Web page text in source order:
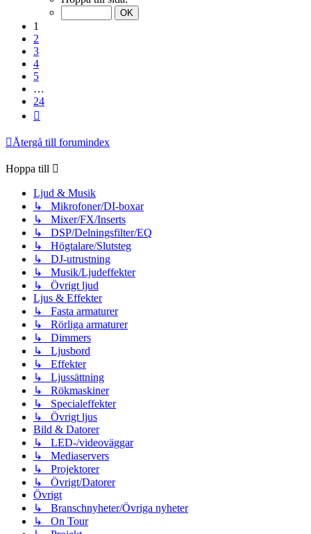
1
2
3
4
5
…
24
Återgå till forumindex
Hoppa till
Ljud & Musik
↳ Mikrofoner/DI-boxar
↳ Mixer/FX/Inserts
↳ DSP/Delningsfilter/EQ
↳ Högtalare/Slutsteg
↳ DJ-utrustning
↳ Musik/Ljudeffekter
↳ Övrigt ljud
Ljus & Effekter
↳ Fasta armaturer
↳ Rörliga armaturer
↳ Dimmers
↳ Ljusbord
↳ Effekter
↳ Ljussättning
↳ Rökmaskiner
↳ Specialeffekter
↳ Övrigt ljus
Bild & Datorer
↳ LED-/videoväggar
↳ Mediaservers
↳ Projektorer
↳ Övrigt/Datorer
Övrigt
↳ Branschnyheter/Övriga nyheter
↳ On Tour